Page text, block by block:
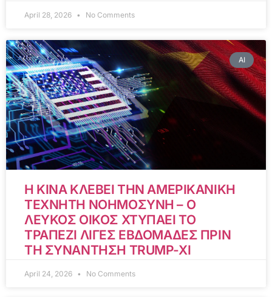
April 28, 2026 No Comments
AI
Η ΚΙΝΑ ΚΛΕΒΕΙ ΤΗΝ ΑΜΕΡΙΚΑΝΙΚΗ
ΤΕΧΝΗΤΗ ΝΟΗΜΟΣΥΝΗ – Ο
ΛΕΥΚΟΣ ΟΙΚΟΣ ΧΤΥΠΑΕΙ ΤΟ
ΤΡΑΠΕΖΙ ΛΙΓΕΣ ΕΒΔΟΜΑΔΕΣ ΠΡΙΝ
ΤΗ ΣΥΝΑΝΤΗΣΗ TRUMP-XI
April 24, 2026 No Comments